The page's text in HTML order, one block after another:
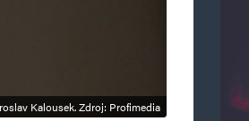
Kalousek. Zdroj: Profimedia